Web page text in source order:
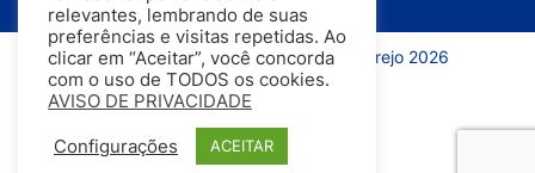
Todos os direitos reservados | InfoVarejo 2026
relevantes, lembrando de suas
preferências e visitas repetidas. Ao
clicar em “Aceitar”, você concorda
com o uso de TODOS os cookies.
AVISO DE PRIVACIDADE
Configurações ACEITAR